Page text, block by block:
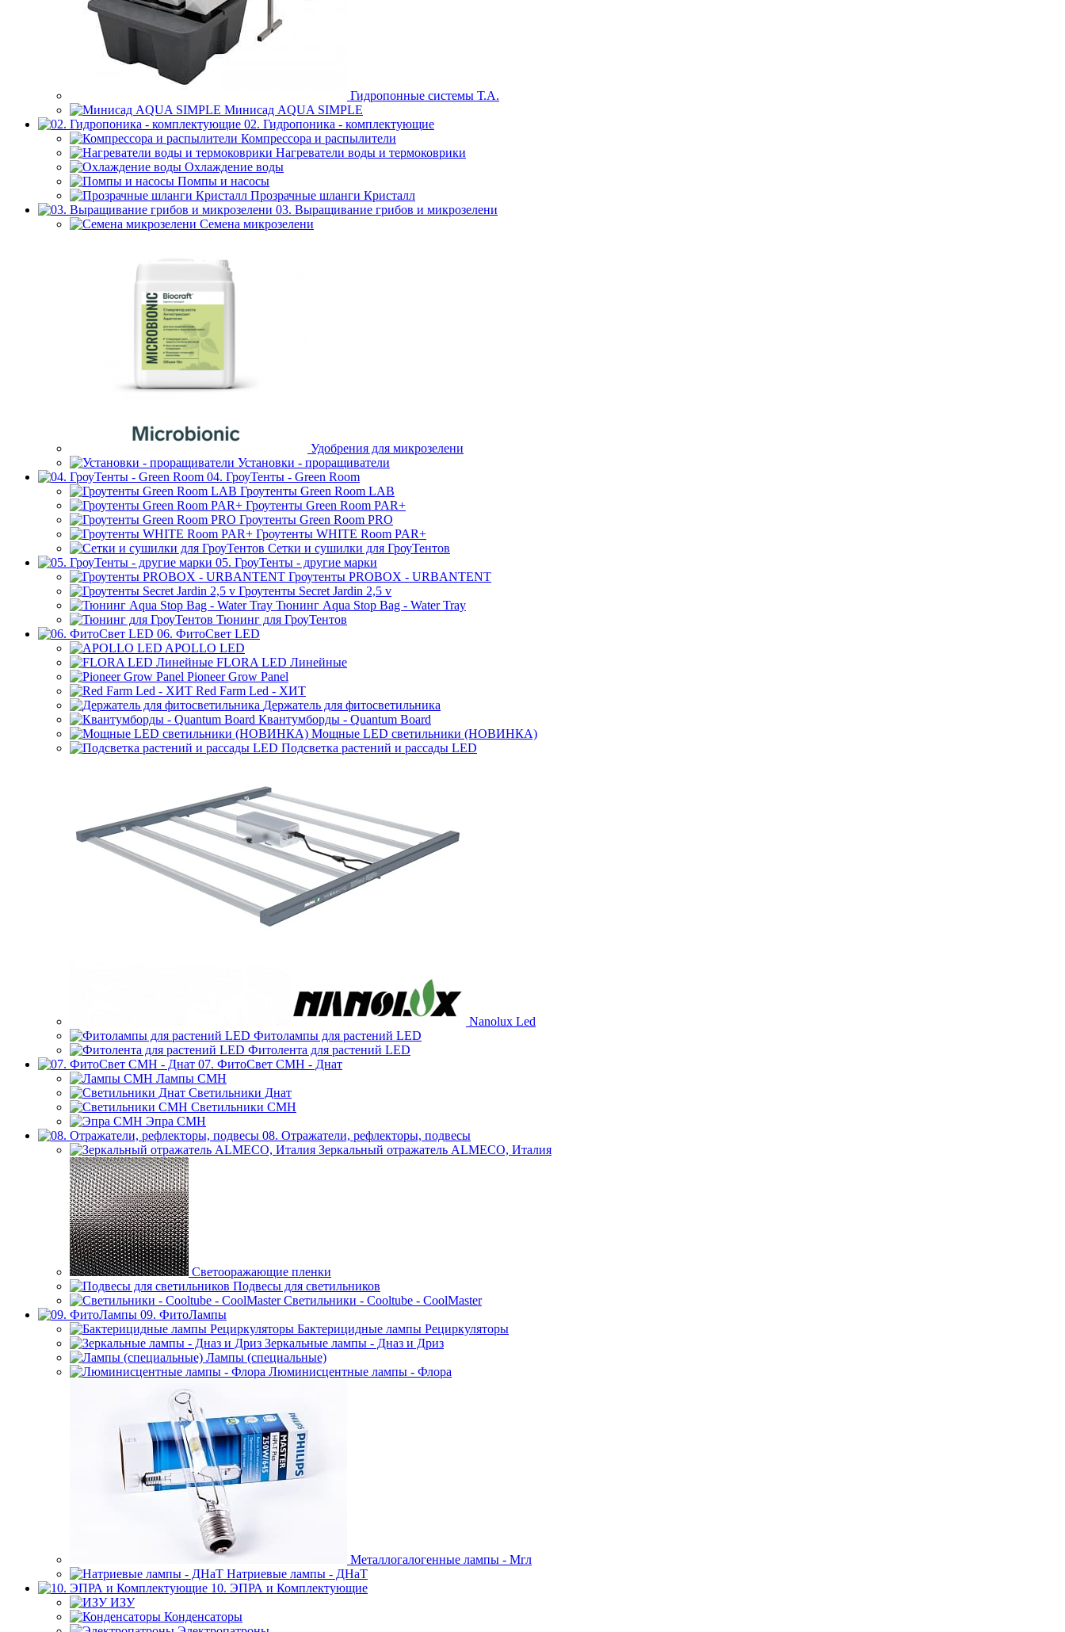
Гидропонные системы Т.A.
Минисад AQUA SIMPLE
02. Гидропоника - комплектующие
Компрессора и распылители
Нагреватели воды и термоковрики
Охлаждение воды
Помпы и насосы
Прозрачные шланги Кристалл
03. Выращивание грибов и микрозелени
Семена микрозелени
Удобрения для микрозелени
Установки - проращиватели
04. ГроуТенты - Green Room
Гроутенты Green Room LAB
Гроутенты Green Room PAR+
Гроутенты Green Room PRO
Гроутенты WHITE Room PAR+
Сетки и сушилки для ГроуТентов
05. ГроуТенты - другие марки
Гроутенты PROBOX - URBANTENT
Гроутенты Secret Jardin 2,5 v
Тюнинг Aqua Stop Bag - Water Tray
Тюнинг для ГроуТентов
06. ФитоСвет LED
APOLLO LED
FLORA LED Линейные
Pioneer Grow Panel
Red Farm Led - ХИТ
Держатель для фитосветильника
Квантумборды - Quantum Board
Мощные LED светильники (НОВИНКА)
Подсветка растений и рассады LED
Nanolux Led
Фитолампы для растений LED
Фитолента для растений LED
07. ФитоСвет CMH - Днат
Лампы СМН
Светильники Днат
Светильники СМН
Эпра СМН
08. Отражатели, рефлекторы, подвесы
Зеркальный отражатель ALMECO, Италия
Светооражающие пленки
Подвесы для светильников
Светильники - Cooltube - CoolMaster
09. ФитоЛампы
Бактерицидные лампы Рециркуляторы
Зеркальные лампы - Дназ и Дриз
Лампы (специальные)
Люминисцентные лампы - Флора
Металлогалогенные лампы - Мгл
Натриевые лампы - ДНаТ
10. ЭПРА и Комплектующие
ИЗУ
Конденсаторы